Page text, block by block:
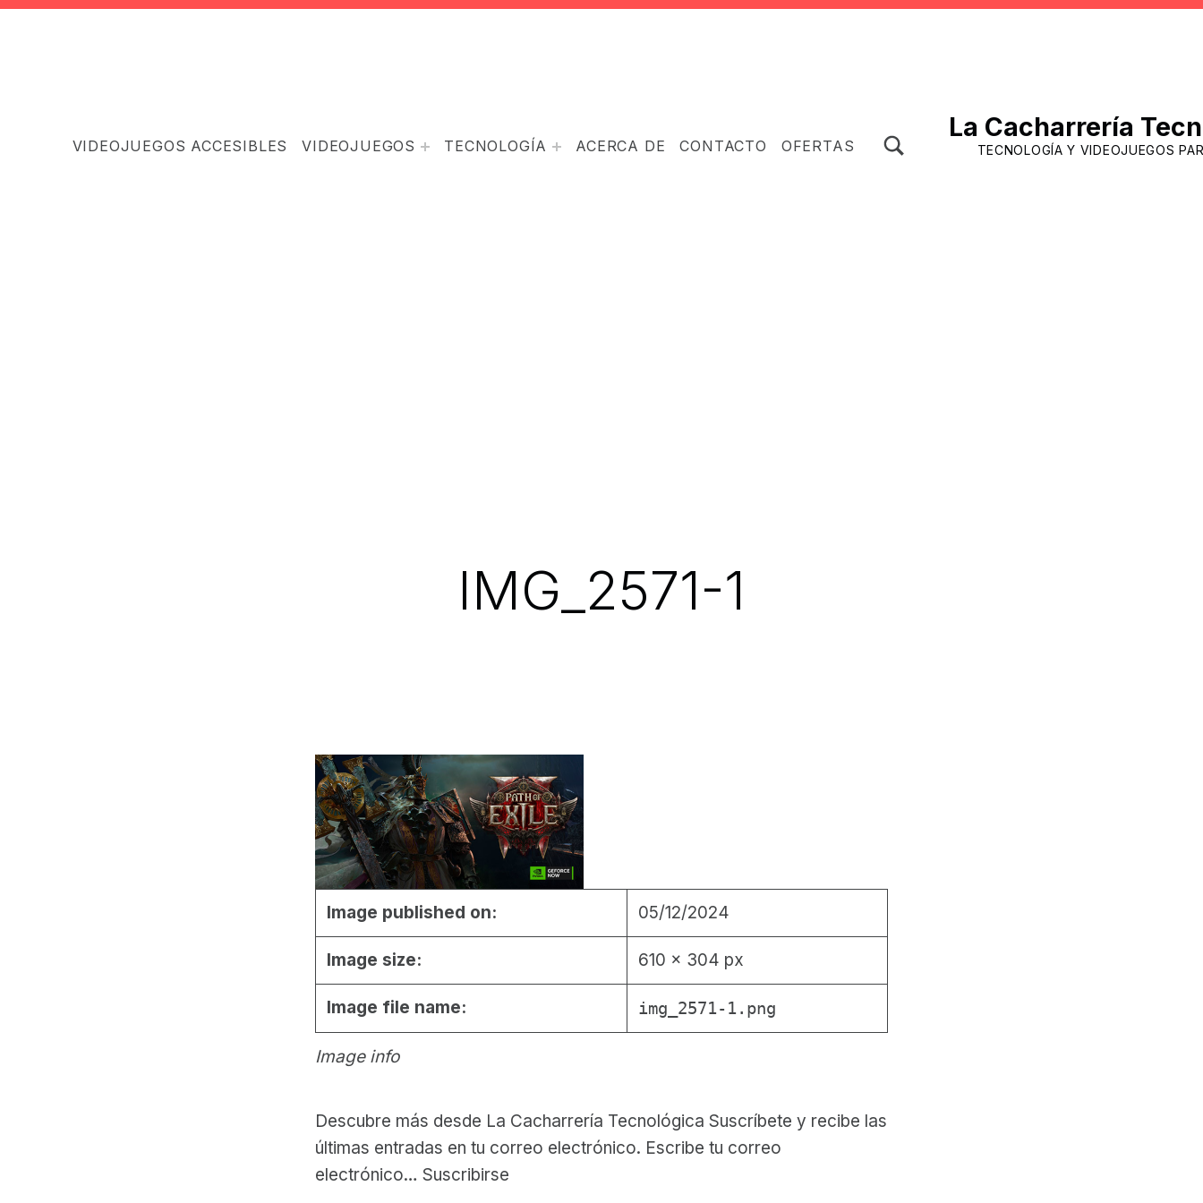
La Cacharrería
TECNOLOGÍA Y VIDEOJUEGOS
VIDEOJUEGOS ACCESIBLES VIDEOJUEGOS TECNOLOGÍA ACERCA DE CONTACTO OFERTAS
IMG_2571-1
Image info
Image published on: 05/12/2024
Image size: 610 × 304 px
Image file name: img_2571-1.png
Descubre más desde La Cacharrería Tecnológica Suscríbete y recibe las
últimas entradas en tu correo electrónico. Escribe tu correo
electrónico… Suscribirse